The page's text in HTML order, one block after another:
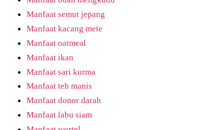
Manfaat semut jepang
Manfaat kacang mete
Manfaat oatmeal
Manfaat ikan
Manfaat sari kurma
Manfaat teh manis
Manfaat donor darah
Manfaat labu siam